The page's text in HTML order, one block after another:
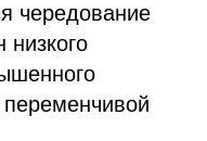
чередование